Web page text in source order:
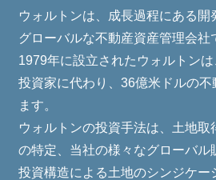
ウォルトンは、成長過程にある開
グローバルな不動産資産管理会社
1979年に設立されたウォルトン
投資家に代わり、36億米ドルの
ます。
ウォルトンの投資手法は、土地
の特定、当社の様々なグローバル
投資構造による土地のシンジケー